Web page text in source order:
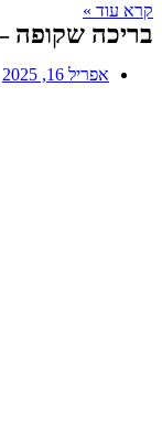
קרא עוד »
בריכה שקופה
אפריל 16, 2025